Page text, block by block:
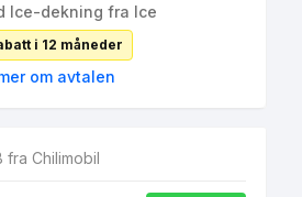
Ice-dekning fra Ice
i 12 måneder
om avtalen
Chilimobil